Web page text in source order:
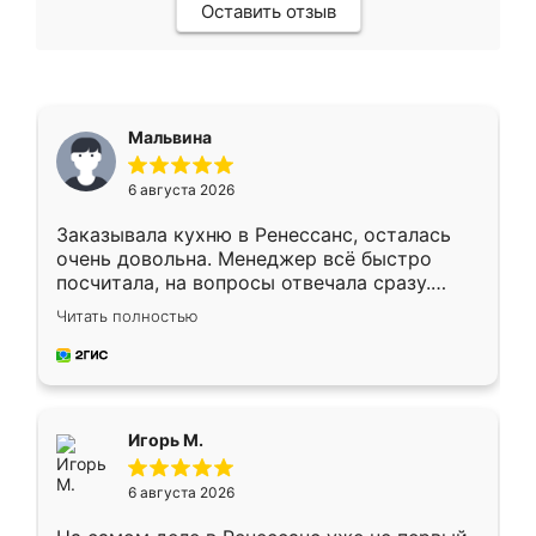
Оставить отзыв
Мальвина
6 августа 2026
Заказывала кухню в Ренессанс, осталась
очень довольна. Менеджер всё быстро
посчитала, на вопросы отвечала сразу.
Замерщик приехал в субботу, подошёл к
делу со всей ответственностью. Собрали
за день, ребята работали аккуратно, даже
Читать полностью
Игорь М.
6 августа 2026